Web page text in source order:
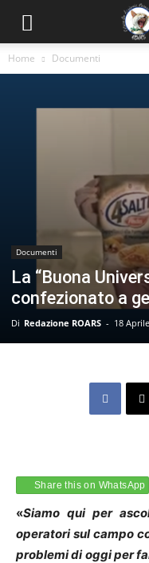
Home Documenti
Documenti
La “Buona
confezionato a
Di Redazione ROARS - 18
Share this on WhatsApp
«Siamo qui per
operatori sul campo
problemi di oggi per